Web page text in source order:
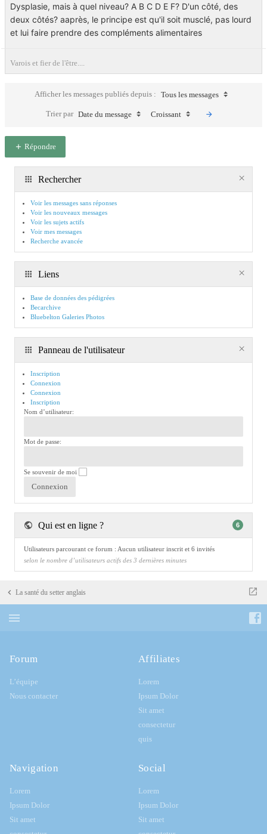
Dysplasie, mais à quel niveau? A B C D E F? D'un côté, des
deux côtés? aaprès, le principe est qu'il soit musclé, pas lourd
et lui faire prendre des compléments alimentaires
Varois et fier de l'être....
Afficher les messages publiés depuis : Tous les messages
Trier par Date du message Croissant
Répondre
Rechercher
Voir les messages sans réponses
Voir les nouveaux messages
Voir les sujets actifs
Voir mes messages
Recherche avancée
Liens
Base de données des pédigrées
Becarchive
Bluebelton Galeries Photos
Panneau de l'utilisateur
Inscription
Connexion
Connexion
Inscription
Nom d’utilisateur:
Mot de passe:
Se souvenir de moi
Qui est en ligne ? 6
Utilisateurs parcourant ce forum : Aucun utilisateur inscrit et 6 invités
selon le nombre d’utilisateurs actifs des 3 dernières minutes
La santé du setter anglais
Forum
L’équipe
Nous contacter
Affiliates
Lorem
Ipsum Dolor
Sit amet
consectetur
quis
Navigation
Lorem
Ipsum Dolor
Sit amet
Social
Lorem
Ipsum Dolor
Sit amet